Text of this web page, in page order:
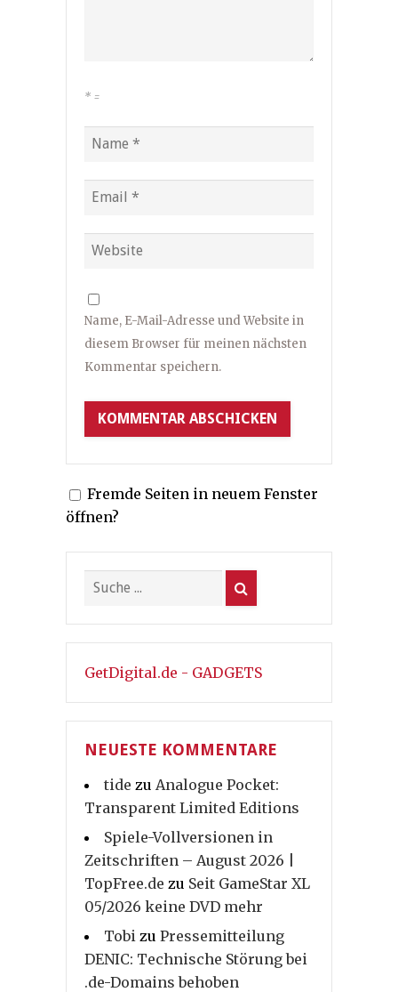
* =
Name, E-Mail-Adresse und Website in
diesem Browser für meinen nächsten
Kommentar speichern.
Fremde Seiten in neuem Fenster
öffnen?
GetDigital.de - GADGETS
NEUESTE KOMMENTARE
tide zu Analogue Pocket:
Transparent Limited Editions
Spiele-Vollversionen in
Zeitschriften – August 2026 |
TopFree.de zu Seit GameStar XL
05/2026 keine DVD mehr
Tobi zu Pressemitteilung
DENIC: Technische Störung bei
.de-Domains behoben